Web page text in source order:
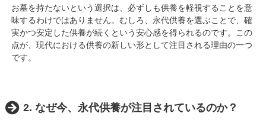
お墓を持たないという選択は、必ずしも供養を軽視することを意
味するわけではありません。むしろ、永代供養を選ぶことで、確
実かつ安定した供養が続くという安心感を得られるのです。この
点が、現代における供養の新しい形として注目される理由の一つ
です。
2. なぜ今、永代供養が注目されているのか？